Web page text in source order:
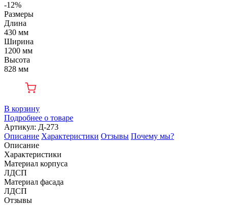
-12%
Размеры
Длина
430 мм
Ширина
1200 мм
Высота
828 мм
В корзину
Подробнее о товаре
Артикул: Д-273
Описание Характеристики Отзывы Почему мы?
Описание
Характеристики
Материал корпуса
ЛДСП
Материал фасада
ЛДСП
Отзывы